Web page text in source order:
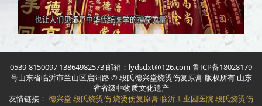
0539-8150097 13864982573 邮箱：lydsdxt@126.com 鲁ICP备18028179
号山东省临沂市兰山区启阳路 © 段氏德兴堂烧烫伤复原膏 版权所有 山东
省省级非物质文化遗产
友情链接： 德兴堂段氏烧烫伤烧烫伤复原膏临沂工业园医院段氏烧烫伤